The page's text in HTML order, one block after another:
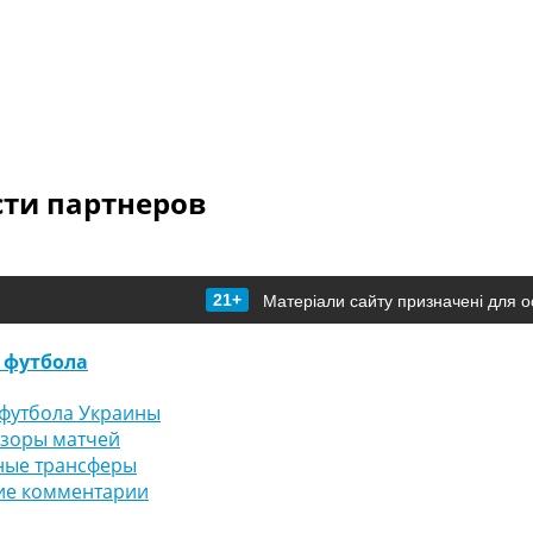
партнеров
21+ Матеріали сайту призначені для
Украины
матчей
трансферы
комментарии